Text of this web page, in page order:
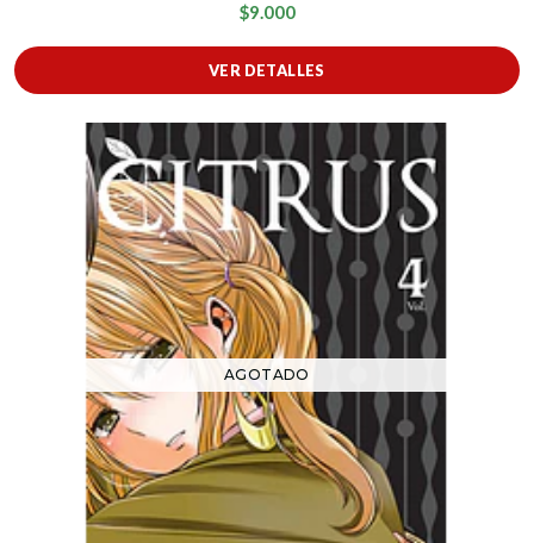
$9.000
VER DETALLES
AGOTADO